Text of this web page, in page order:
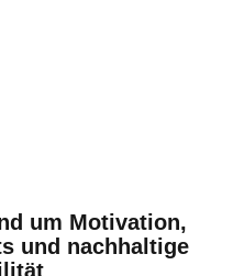
um Motivation,
und nachhaltige